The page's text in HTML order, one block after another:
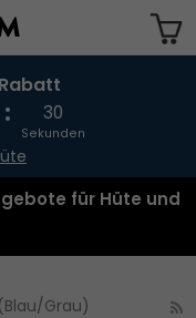
30
Sekunden
für Hüte und
Grau)